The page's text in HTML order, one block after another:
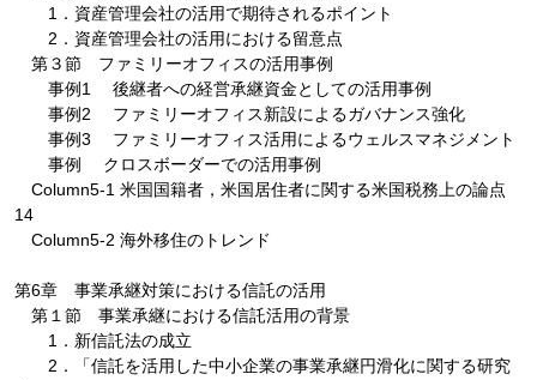
1．資産管理会社の活用で期待されるポイント
2．資産管理会社の活用における留意点
第３節 ファミリーオフィスの活用事例
事例1 後継者への経営承継資金としての活用事例
事例2 ファミリーオフィス新設によるガバナンス強化
事例3 ファミリーオフィス活用によるウェルスマネジメント
事例 クロスボーダーでの活用事例
Column5-1 米国国籍者，米国居住者に関する米国税務上の論点
14
Column5-2 海外移住のトレンド
第6章 事業承継対策における信託の活用
第１節 事業承継における信託活用の背景
1．新信託法の成立
2．「信託を活用した中小企業の事業承継円滑化に関する研究